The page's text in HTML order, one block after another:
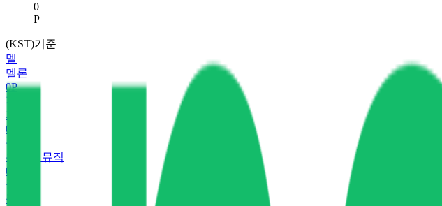
현재 스코어
0
P
(KST)기준
멜
멜론
0P
지
지니
0
유
유튜브 뮤직
0
플
플로